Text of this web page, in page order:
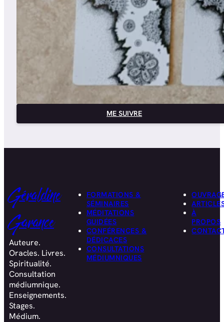
ME SUIVRE
Géraldine
Garance
Auteure.
Oracles. Livres.
Spiritualité.
Consultation
médiumnique.
Enseignements.
Stages.
Médium.
FORMATIONS &
SÉMINAIRES
MÉDITATIONS
GUIDÉES
CONFÉRENCES &
DÉDICACES
CONSULTATIONS
MÉDIUMNIQUES
À
PROPOS